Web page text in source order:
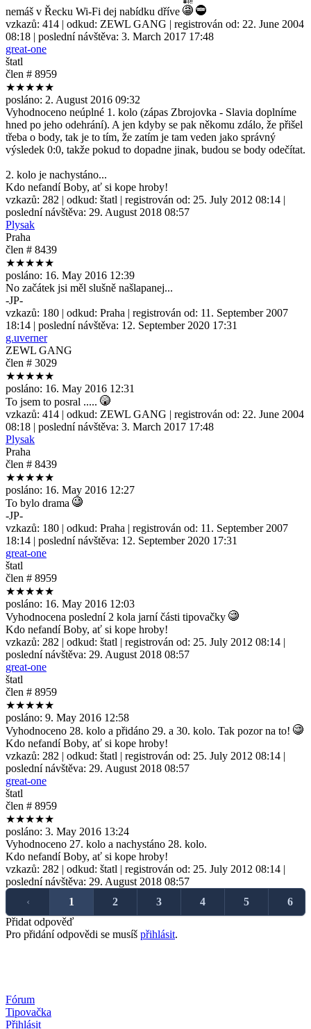
nemáš v Řecku Wi-Fi dej nabídku dříve
vzkazů: 414 | odkud: ZEWL GANG | registrován od: 22. June 2004
08:18 | poslední návštěva: 3. March 2017 17:48
great-one
štatl
člen # 8959
★★★★★
posláno: 2. August 2016 09:32
Vyhodnoceno neúplné 1. kolo (zápas Zbrojovka - Slavia doplníme
hned po jeho odehrání). A jen kdyby se pak někomu zdálo, že přišel
třeba o body, tak je to tím, že zatím je tam veden jako správný
výsledek 0:0, takže pokud to dopadne jinak, budou se body odečítat.
2. kolo je nachystáno...
Kdo nefandí Boby, ať si kope hroby!
vzkazů: 282 | odkud: štatl | registrován od: 25. July 2012 08:14 |
poslední návštěva: 29. August 2018 08:57
Plysak
Praha
člen # 8439
★★★★★
posláno: 16. May 2016 12:39
No začátek jsi měl slušně našlapanej...
-JP-
vzkazů: 180 | odkud: Praha | registrován od: 11. September 2007
18:14 | poslední návštěva: 12. September 2020 17:31
g.uverner
ZEWL GANG
člen # 3029
★★★★★
posláno: 16. May 2016 12:31
To jsem to posral .....
vzkazů: 414 | odkud: ZEWL GANG | registrován od: 22. June 2004
08:18 | poslední návštěva: 3. March 2017 17:48
Plysak
Praha
člen # 8439
★★★★★
posláno: 16. May 2016 12:27
To bylo drama
-JP-
vzkazů: 180 | odkud: Praha | registrován od: 11. September 2007
18:14 | poslední návštěva: 12. September 2020 17:31
great-one
štatl
člen # 8959
★★★★★
posláno: 16. May 2016 12:03
Vyhodnocena poslední 2 kola jarní části tipovačky
Kdo nefandí Boby, ať si kope hroby!
vzkazů: 282 | odkud: štatl | registrován od: 25. July 2012 08:14 |
poslední návštěva: 29. August 2018 08:57
great-one
štatl
člen # 8959
★★★★★
posláno: 9. May 2016 12:58
Vyhodnoceno 28. kolo a přidáno 29. a 30. kolo. Tak pozor na to!
Kdo nefandí Boby, ať si kope hroby!
vzkazů: 282 | odkud: štatl | registrován od: 25. July 2012 08:14 |
poslední návštěva: 29. August 2018 08:57
great-one
štatl
člen # 8959
★★★★★
posláno: 3. May 2016 13:24
Vyhodnoceno 27. kolo a nachystáno 28. kolo.
Kdo nefandí Boby, ať si kope hroby!
vzkazů: 282 | odkud: štatl | registrován od: 25. July 2012 08:14 |
poslední návštěva: 29. August 2018 08:57
‹
1 2 3 4 5
6
Přidat odpověď
Pro přidání odpovědi se musíš přihlásit.
Fórum
Tipovačka
Přihlásit